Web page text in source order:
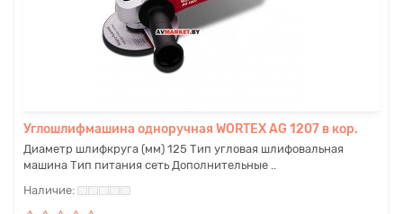
Углошлифмашина одноручная WORTEX AG 1207 в кор.
Диаметр шлифкруга (мм) 125 Тип угловая шлифовальная
машина Тип питания сеть Дополнительные ..